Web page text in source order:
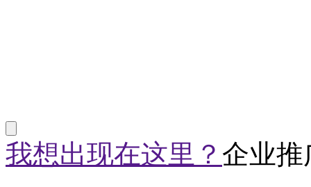
我想出现在这里？ 企业推